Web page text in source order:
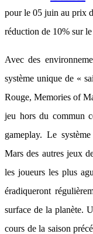
pour le 05 juin au prix
réduction de 10% sur
Avec des
système unique de «
Rouge, Memories of
jeu hors du commun
gameplay. Le
Mars des autres jeux
les joueurs les plus
éradiqueront
surface de la planète.
cours de la saison